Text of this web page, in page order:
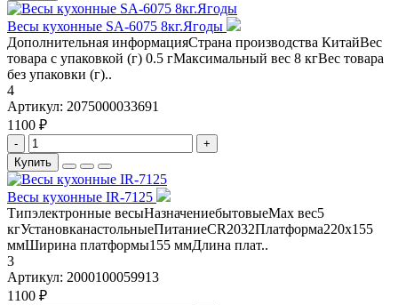
Весы кухонные SA-6075 8кг.Ягоды
Дополнительная информацияСтрана производства КитайВес
товара с упаковкой (г) 0.5 гМаксимaльный вес 8 кгВес товара
без упаковки (г)..
4
Артикул: 2075000033691
1100 ₽
-
+
Купить
Весы кухонные IR-7125
Типэлектронные весыНазначениебытовыеМах вес5
кгУстановканастольныеПитаниеCR2032Платформа220х155
ммШирина платформы155 ммДлина плат..
3
Артикул: 2000100059913
1100 ₽